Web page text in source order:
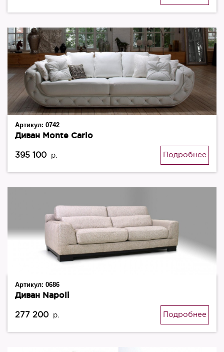
Артикул: 0742
Диван Monte Carlo
395 100 р. Подробнее
Артикул: 0686
Диван Napoli
277 200 р. Подробнее